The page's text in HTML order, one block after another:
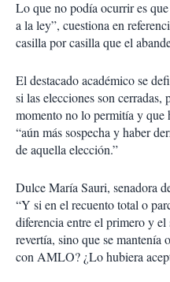
Lo que no podía ocurrir es
a la ley”, cuestiona en
casilla por casilla que el
El destacado académico se
si las elecciones son cerradas,
momento no lo permitía y que
“aún más sospecha y haber
de aquella elección.”
Dulce María Sauri, senadora
“Y si en el recuento total o
diferencia entre el primero y
revertía, sino que se mantenía
con AMLO? ¿Lo hubiera